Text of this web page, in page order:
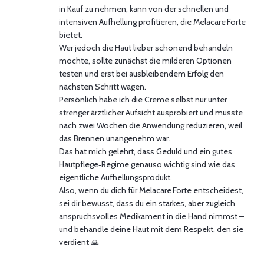
in Kauf zu nehmen, kann von der schnellen und
intensiven Aufhellung profitieren, die Melacare Forte
bietet.
Wer jedoch die Haut lieber schonend behandeln
möchte, sollte zunächst die milderen Optionen
testen und erst bei ausbleibendem Erfolg den
nächsten Schritt wagen.
Persönlich habe ich die Creme selbst nur unter
strenger ärztlicher Aufsicht ausprobiert und musste
nach zwei Wochen die Anwendung reduzieren, weil
das Brennen unangenehm war.
Das hat mich gelehrt, dass Geduld und ein gutes
Hautpflege‑Regime genauso wichtig sind wie das
eigentliche Aufhellungsprodukt.
Also, wenn du dich für Melacare Forte entscheidest,
sei dir bewusst, dass du ein starkes, aber zugleich
anspruchsvolles Medikament in die Hand nimmst –
und behandle deine Haut mit dem Respekt, den sie
verdient 🙏